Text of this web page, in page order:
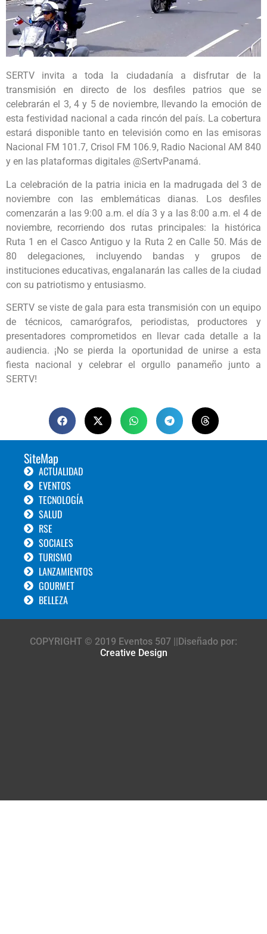
SERTV invita a toda la ciudadanía a disfrutar de la
transmisión en directo de los desfiles patrios que se
celebrarán el 3, 4 y 5 de noviembre, llevando la emoción de
esta festividad nacional a cada rincón del país. La cobertura
estará disponible tanto en televisión como en las emisoras
Nacional FM 101.7, Crisol FM 106.9, Radio Nacional AM 840
y en las plataformas digitales @SertvPanamá.
La celebración de la patria inicia en la madrugada del 3 de
noviembre con las emblemáticas dianas. Los desfiles
comenzarán a las 9:00 a.m. el día 3 y a las 8:00 a.m. el 4 de
noviembre, recorriendo dos rutas principales: la histórica
Ruta 1 en el Casco Antiguo y la Ruta 2 en Calle 50. Más de
80 delegaciones, incluyendo bandas y grupos de
instituciones educativas, engalanarán las calles de la ciudad
con su patriotismo y entusiasmo.
SERTV se viste de gala para esta transmisión con un equipo
de técnicos, camarógrafos, periodistas, productores y
presentadores comprometidos en llevar cada detalle a la
audiencia. ¡No se pierda la oportunidad de unirse a esta
fiesta nacional y celebrar el orgullo panameño junto a
SERTV!
SiteMap
ACTUALIDAD
EVENTOS
TECNOLOGÍA
SALUD
RSE
SOCIALES
TURISMO
LANZAMIENTOS
GOURMET
BELLEZA
COPYRIGHT © 2019 Eventos 507 ||Diseñado por:
Creative Design